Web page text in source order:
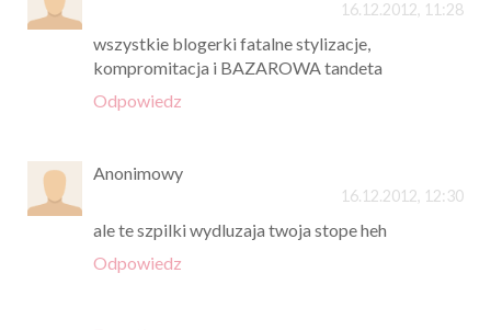
16.12.2012, 11:28
wszystkie blogerki fatalne stylizacje,
kompromitacja i BAZAROWA tandeta
Odpowiedz
Anonimowy
16.12.2012, 12:30
ale te szpilki wydluzaja twoja stope heh
Odpowiedz